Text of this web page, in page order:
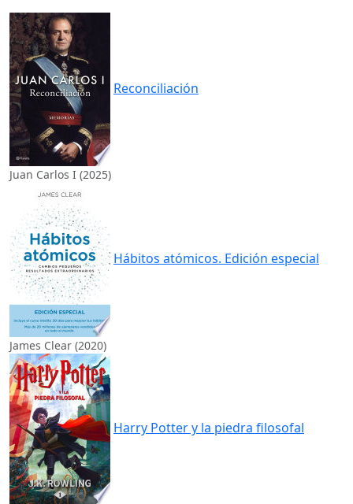
Reconciliación
Juan Carlos I (2025)
Hábitos atómicos. Edición especial
James Clear (2020)
Harry Potter y la piedra filosofal